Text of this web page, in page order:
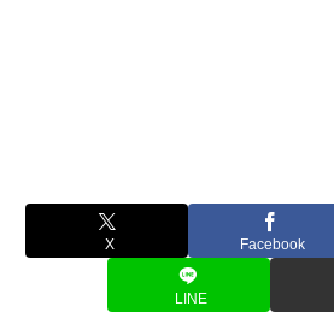
X Facebook
LINE